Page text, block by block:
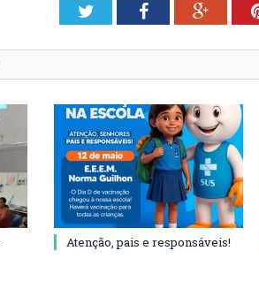
TwitterFacebook
Atenção, pais e responsáveis!